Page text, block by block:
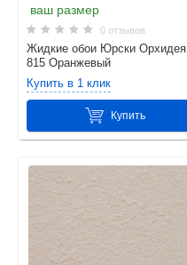
ваш размер
0 отзывов
Жидкие обои Юрски Орхидея
815 Оранжевый
Купить в 1 клик
Купить